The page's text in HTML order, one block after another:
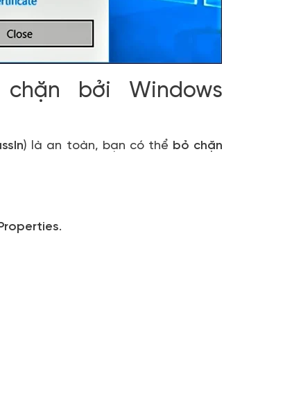
bởi Windows
) là an toàn, bạn có thể bỏ chặn
.